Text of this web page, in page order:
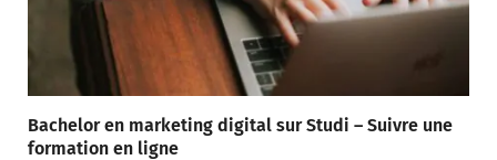
Bachelor en marketing digital sur Studi – Suivre une
formation en ligne